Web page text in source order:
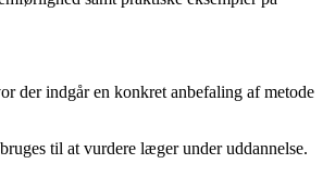
der indgår en konkret anbefaling af metode
til at vurdere læger under uddannelse.